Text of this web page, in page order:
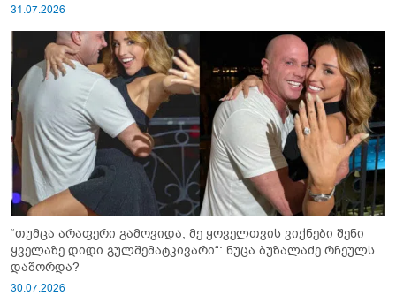
31.07.2026
“თუმცა არაფერი გამოვიდა, მე ყოველთვის ვიქნები შენი
ყველაზე დიდი გულშემატკივარი“: ნუცა ბუზალაძე რჩეულს
დაშორდა?
30.07.2026